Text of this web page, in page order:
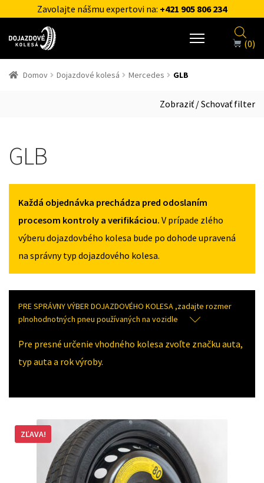
Zavolajte nášmu expertovi na: +421 905 806 234
(0)
Domov Dojazdové kolesá Mercedes GLB
Zobraziť / Schovať filter
GLB
Každá objednávka prechádza pred odoslaním
procesom kontroly a verifikáciou. V prípade zlého
výberu dojazdovbého kolesa bude po dohode upravená
na správny typ dojazdového kolesa.
PRE SPRÁVNY VÝBER DOJAZDOVÉHO KOLESA ,zadajte rozmer
plnohodnotných pneu používaných na vozidle
Pre presné určenie vhodného kolesa zvoľte značku auta,
typ auta a rok výroby.
ZĽAVA!